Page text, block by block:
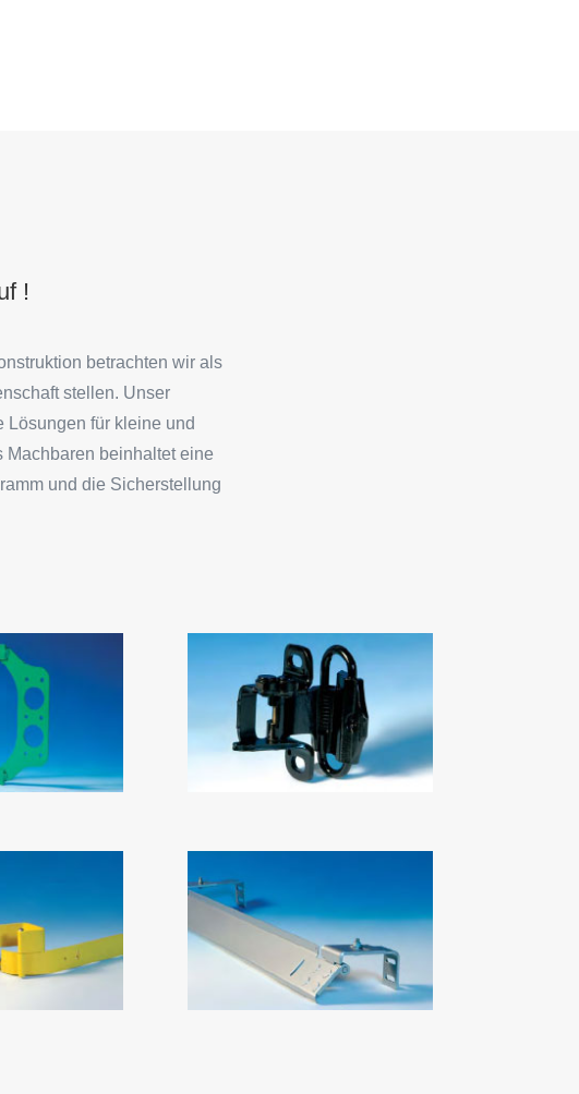
!
betrachten wir als
stellen. Unser
für kleine und
beinhaltet eine
und die Sicherstellung